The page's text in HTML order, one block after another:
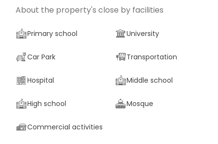
About the property's close by facilities
Primary school University
Car Park Transportation
Hospital Middle school
High school Mosque
Commercial activities